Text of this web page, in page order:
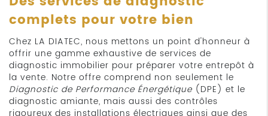
complets pour votre bien
Chez LA DIATEC, nous mettons un point d'honneur à
offrir une gamme exhaustive de services de
diagnostic immobilier pour préparer votre entrepôt à
la vente. Notre offre comprend non seulement le
Diagnostic de Performance Énergétique (DPE) et le
diagnostic amiante, mais aussi des contrôles